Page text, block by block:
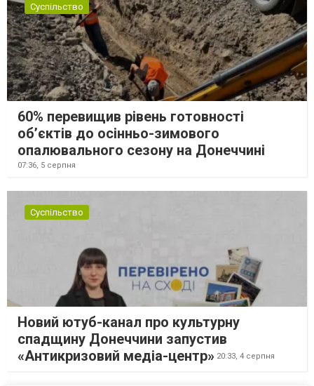
Суспільство
60% перевищив рівень готовності
об’єктів до осінньо-зимового
опалювального сезону на Донеччині
07:36, 5 серпня
Суспільство
Новий ютуб-канал про культурну
спадщину Донеччини запустив
«Антикризовий медіа-центр» 20:33, 4 серпня